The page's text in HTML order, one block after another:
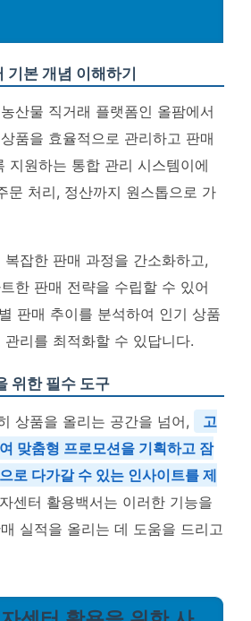
기본 개념 이해하기
산물 직거래 플랫폼인 올팜에서
품을 효율적으로 관리하고 판매
지원하는 통합 관리 시스템이에
문 처리, 정산까지 원스톱으로 가
잡한 판매 과정을 간소화하고,
한 판매 전략을 수립할 수 있어
판매 추이를 분석하여 인기 상품
리를 최적화할 수 있답니다.
위한 필수 도구
상품을 올리는 공간을 넘어,
고
맞춤형 프로모션을 기획하고 잠
로 다가갈 수 있는 인사이트를 제
센터 활용백서는 이러한 기능을
실적을 올리는 데 도움을 드리고